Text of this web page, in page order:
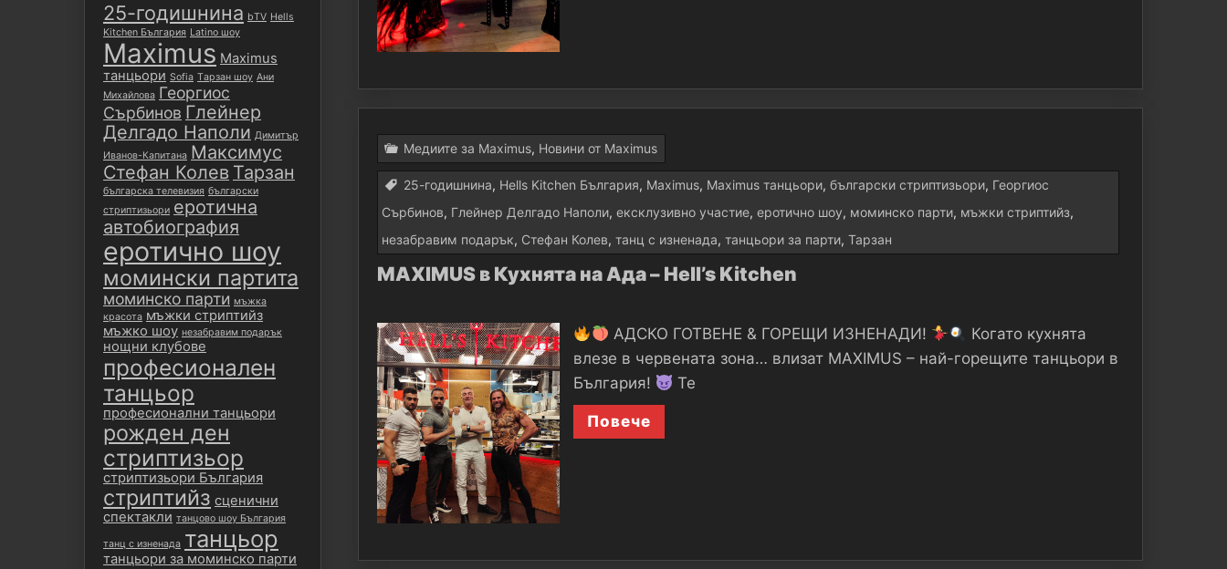
Медиите за Maximus, Новини от Maximus
25-годишнина, Hells Kitchen България, Maximus, Maximus танцьори, български стриптизьори, Георгиос
Сърбинов, Глейнер Делгадо Наполи, ексклузивно участие, еротично шоу, моминско парти, мъжки стриптийз,
незабравим подарък, Стефан Колев, танц с изненада, танцьори за парти, Тарзан
MAXIMUS в Кухнята на Ада – Hell’s Kitchen
АДСКО ГОТВЕНЕ & ГОРЕЩИ ИЗНЕНАДИ!
Когато кухнята
влезе в червената зона… влизат MAXIMUS – най-горещите танцьори в
България!
Те
Повече
25-годишнина bTV Hells
Kitchen България Latino шоу
Maximus Maximus
танцьори Sofia Tарзан шоу Ани
Михайлова Георгиос
Сърбинов Глейнер
Делгадо Наполи Димитър
Иванов-Капитана Максимус
Стефан Колев Тарзан
българска телевизия български
стриптизьори еротична
автобиография
еротично шоу
момински партита
моминско парти мъжка
красота мъжки стриптийз
мъжко шоу незабравим подарък
нощни клубове
професионален
танцьор
професионални танцьори
рожден ден
стриптизьор
стриптизьори България
стриптийз сценични
спектакли танцово шоу България
танц с изненада танцьор
танцьори за моминско парти